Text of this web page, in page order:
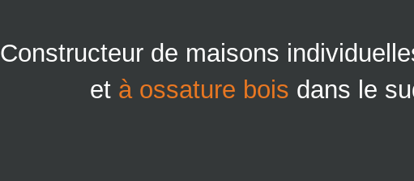
Constructeur de maisons
et à ossature bois dans le